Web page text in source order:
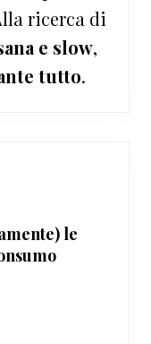
ricerca di
e slow,
tutto.
le